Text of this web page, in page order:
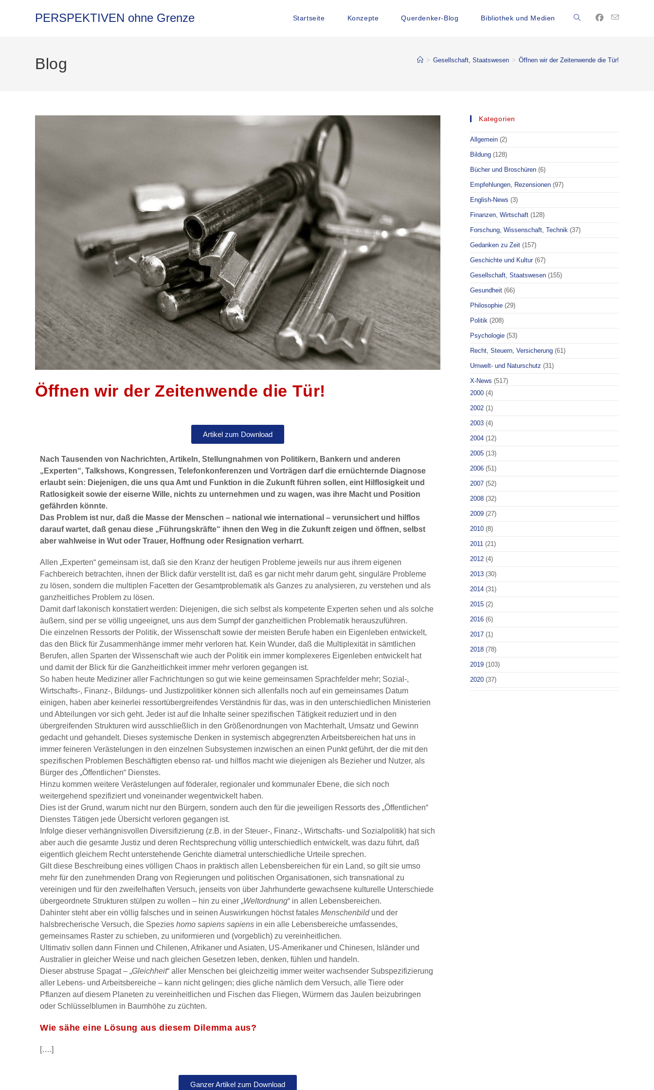
PERSPEKTIVEN ohne Grenze Startseite Konzepte Querdenker-Blog Bibliothek und Medien
Blog > Gesellschaft, Staatswesen > Öffnen wir der Zeitenwende die Tür!
Öffnen wir der Zeitenwende die Tür!
Artikel zum Download
Nach Tausenden von Nachrichten, Artikeln, Stellungnahmen von Politikern, Bankern und anderen
„Experten“, Talkshows, Kongressen, Telefonkonferenzen und Vorträgen darf die ernüchternde Diagnose
erlaubt sein: Diejenigen, die uns qua Amt und Funktion in die Zukunft führen sollen, eint Hilflosigkeit und
Ratlosigkeit sowie der eiserne Wille, nichts zu unternehmen und zu wagen, was ihre Macht und Position
gefährden könnte.
Das Problem ist nur, daß die Masse der Menschen – national wie international – verunsichert und hilflos
darauf wartet, daß genau diese „Führungskräfte“ ihnen den Weg in die Zukunft zeigen und öffnen, selbst
aber wahlweise in Wut oder Trauer, Hoffnung oder Resignation verharrt.
Allen „Experten“ gemeinsam ist, daß sie den Kranz der heutigen Probleme jeweils nur aus ihrem eigenen
Fachbereich betrachten, ihnen der Blick dafür verstellt ist, daß es gar nicht mehr darum geht, singuläre Probleme
zu lösen, sondern die multiplen Facetten der Gesamtproblematik als Ganzes zu analysieren, zu verstehen und als
ganzheitliches Problem zu lösen.
Damit darf lakonisch konstatiert werden: Diejenigen, die sich selbst als kompetente Experten sehen und als solche
äußern, sind per se völlig ungeeignet, uns aus dem Sumpf der ganzheitlichen Problematik herauszuführen.
Die einzelnen Ressorts der Politik, der Wissenschaft sowie der meisten Berufe haben ein Eigenleben entwickelt,
das den Blick für Zusammenhänge immer mehr verloren hat. Kein Wunder, daß die Multiplexität in sämtlichen
Berufen, allen Sparten der Wissenschaft wie auch der Politik ein immer komplexeres Eigenleben entwickelt hat
und damit der Blick für die Ganzheitlichkeit immer mehr verloren gegangen ist.
So haben heute Mediziner aller Fachrichtungen so gut wie keine gemeinsamen Sprachfelder mehr; Sozial-,
Wirtschafts-, Finanz-, Bildungs- und Justizpolitiker können sich allenfalls noch auf ein gemeinsames Datum
einigen, haben aber keinerlei ressortübergreifendes Verständnis für das, was in den unterschiedlichen Ministerien
und Abteilungen vor sich geht. Jeder ist auf die Inhalte seiner spezifischen Tätigkeit reduziert und in den
übergreifenden Strukturen wird ausschließlich in den Größenordnungen von Machterhalt, Umsatz und Gewinn
gedacht und gehandelt. Dieses systemische Denken in systemisch abgegrenzten Arbeitsbereichen hat uns in
immer feineren Verästelungen in den einzelnen Subsystemen inzwischen an einen Punkt geführt, der die mit den
spezifischen Problemen Beschäftigten ebenso rat- und hilflos macht wie diejenigen als Bezieher und Nutzer, als
Bürger des „Öffentlichen“ Dienstes.
Hinzu kommen weitere Verästelungen auf föderaler, regionaler und kommunaler Ebene, die sich noch
weitergehend spezifiziert und voneinander wegentwickelt haben.
Dies ist der Grund, warum nicht nur den Bürgern, sondern auch den für die jeweiligen Ressorts des „Öffentlichen“
Dienstes Tätigen jede Übersicht verloren gegangen ist.
Infolge dieser verhängnisvollen Diversifizierung (z.B. in der Steuer-, Finanz-, Wirtschafts- und Sozialpolitik) hat sich
aber auch die gesamte Justiz und deren Rechtsprechung völlig unterschiedlich entwickelt, was dazu führt, daß
eigentlich gleichem Recht unterstehende Gerichte diametral unterschiedliche Urteile sprechen.
Gilt diese Beschreibung eines völligen Chaos in praktisch allen Lebensbereichen für ein Land, so gilt sie umso
mehr für den zunehmenden Drang von Regierungen und politischen Organisationen, sich transnational zu
vereinigen und für den zweifelhaften Versuch, jenseits von über Jahrhunderte gewachsene kulturelle Unterschiede
übergeordnete Strukturen stülpen zu wollen – hin zu einer „Weltordnung“ in allen Lebensbereichen.
Dahinter steht aber ein völlig falsches und in seinen Auswirkungen höchst fatales Menschenbild und der
halsbrecherische Versuch, die Spezies homo sapiens sapiens in ein alle Lebensbereiche umfassendes,
gemeinsames Raster zu schieben, zu uniformieren und (vorgeblich) zu vereinheitlichen.
Ultimativ sollen dann Finnen und Chilenen, Afrikaner und Asiaten, US-Amerikaner und Chinesen, Isländer und
Australier in gleicher Weise und nach gleichen Gesetzen leben, denken, fühlen und handeln.
Dieser abstruse Spagat – „Gleichheit“ aller Menschen bei gleichzeitig immer weiter wachsender Subspezifizierung
aller Lebens- und Arbeitsbereiche – kann nicht gelingen; dies gliche nämlich dem Versuch, alle Tiere oder
Pflanzen auf diesem Planeten zu vereinheitlichen und Fischen das Fliegen, Würmern das Jaulen beizubringen
oder Schlüsselblumen in Baumhöhe zu züchten.
Wie sähe eine Lösung aus diesem Dilemma aus?
[….]
Ganzer Artikel zum Download
Kategorien
Allgemein (2)
Bildung (128)
Bücher und Broschüren (6)
Empfehlungen, Rezensionen (97)
English-News (3)
Finanzen, Wirtschaft (128)
Forschung, Wissenschaft, Technik (37)
Gedanken zu Zeit (157)
Geschichte und Kultur (67)
Gesellschaft, Staatswesen (155)
Gesundheit (66)
Philosophie (29)
Politik (208)
Psychologie (53)
Recht, Steuern, Versicherung (61)
Umwelt- und Naturschutz (31)
X-News (517)
2000 (4)
2002 (1)
2003 (4)
2004 (12)
2005 (13)
2006 (51)
2007 (52)
2008 (32)
2009 (27)
2010 (8)
2011 (21)
2012 (4)
2013 (30)
2014 (31)
2015 (2)
2016 (6)
2017 (1)
2018 (78)
2019 (103)
2020 (37)